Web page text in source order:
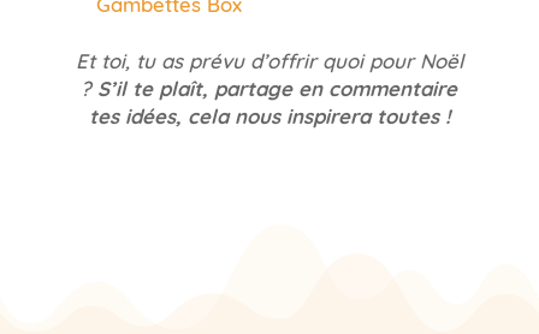
Et toi, tu as prévu d’offrir quoi pour Noël
? S’il te plaît, partage en commentaire
tes idées, cela nous inspirera toutes !